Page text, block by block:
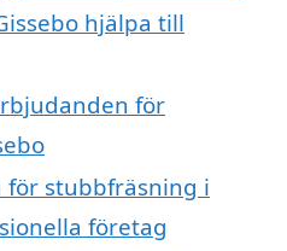
hjälpa till
för
för stubbfräsning i
företag